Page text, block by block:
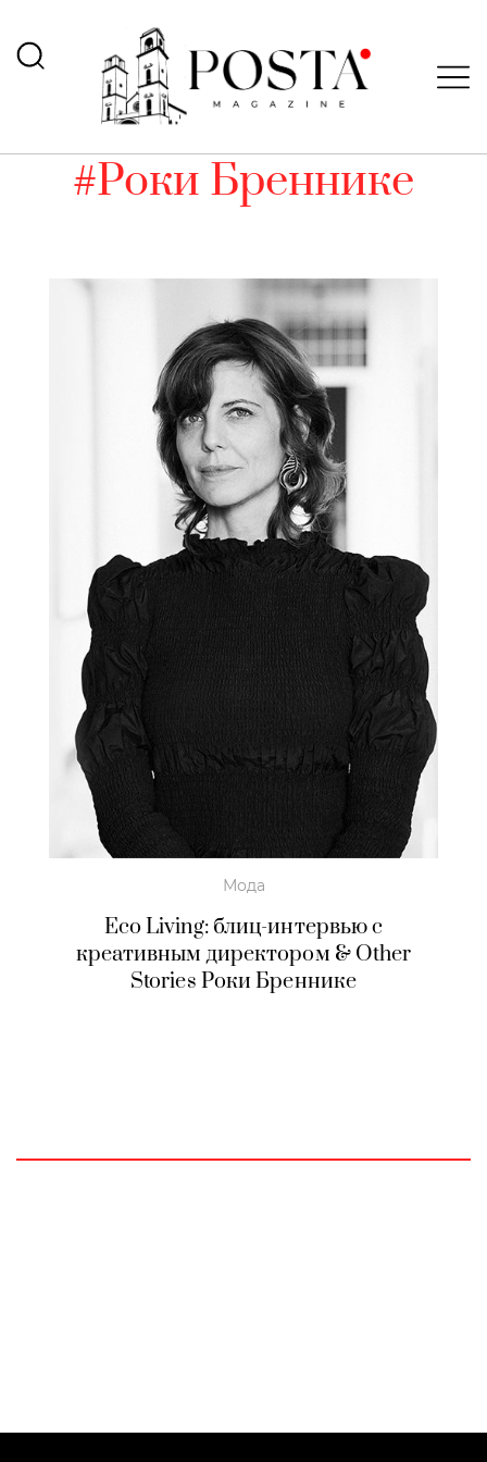
#Роки Бреннике
Мода
Eco Living: блиц-интервью с
креативным директором & Other
Stories Роки Бреннике